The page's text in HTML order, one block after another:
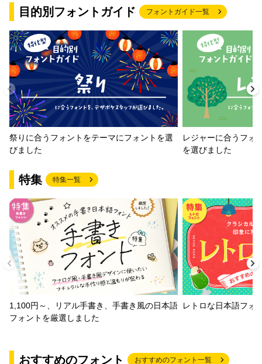
目的別フォントガイド フォントガイド一覧
祭りに合うフォントをテーマにフォントを選
びました
レジャーに合うフォ
を選びました
特集 特集一覧
1,100円～、リアル手書き、手書き風の日本語
フォントを厳選しました
レトロな日本語フォ
おすすめのフォント おすすめのフォント一覧